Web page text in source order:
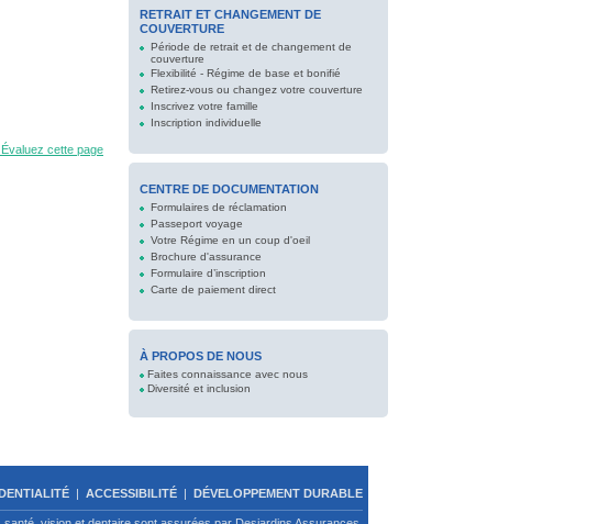
Évaluez cette page
RETRAIT ET CHANGEMENT DE
COUVERTURE
Période de retrait et de changement de
couverture
Flexibilité - Régime de base et bonifié
Retirez-vous ou changez votre couverture
Inscrivez votre famille
Inscription individuelle
CENTRE DE DOCUMENTATION
Formulaires de réclamation
Passeport voyage
Votre Régime en un coup d'oeil
Brochure d'assurance
Formulaire d’inscription
Carte de paiement direct
À PROPOS DE NOUS
Faites connaissance avec nous
Diversité et inclusion
| ACCESSIBILITÉ | DÉVELOPPEMENT DURABLE